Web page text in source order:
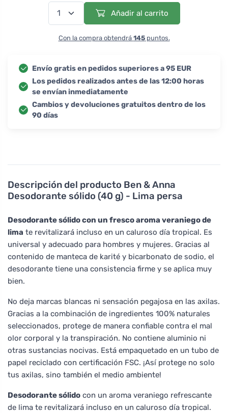
Descripción del producto Ben & Anna
Desodorante sólido (40 g) - Lima persa
Desodorante sólido con un fresco aroma veraniego de
lima te revitalizará incluso en un caluroso día tropical. Es
universal y adecuado para hombres y mujeres. Gracias al
contenido de manteca de karité y bicarbonato de sodio, el
desodorante tiene una consistencia firme y se aplica muy
bien.
No deja marcas blancas ni sensación pegajosa en las axilas.
Gracias a la combinación de ingredientes 100% naturales
seleccionados, protege de manera confiable contra el mal
olor corporal y la transpiración. No contiene aluminio ni
otras sustancias nocivas. Está empaquetado en un tubo de
papel reciclado con certificación FSC. ¡Así protege no solo
tus axilas, sino también el medio ambiente!
Desodorante sólido con un aroma veraniego refrescante
de lima te revitalizará incluso en un caluroso día tropical.
Añadir al carrito
Con la compra obtendrá 145puntos.
Envío gratis en pedidos superiores a 95 EUR
Los pedidos realizados antes de las 12:00 horas
se envían inmediatamente
Cambios y devoluciones gratuitos dentro de los
90 días